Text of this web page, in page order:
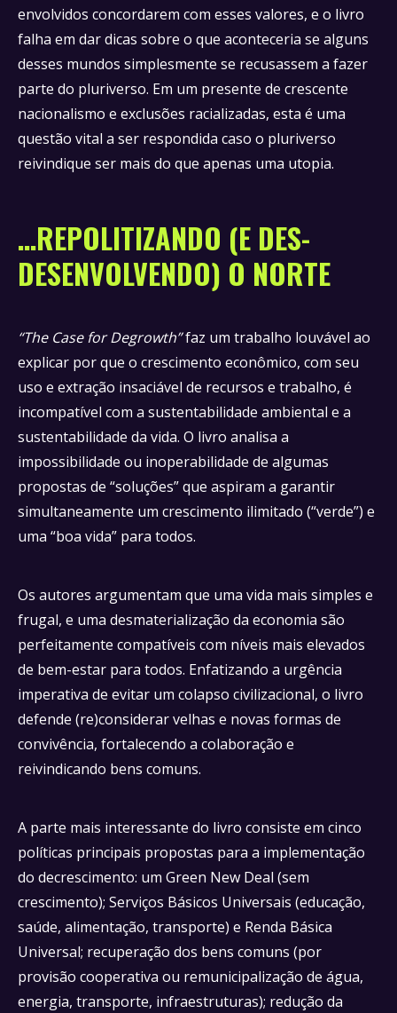
envolvidos concordarem com esses valores, e o livro
falha em dar dicas sobre o que aconteceria se alguns
desses mundos simplesmente se recusassem a fazer
parte do pluriverso. Em um presente de crescente
nacionalismo e exclusões racializadas, esta é uma
questão vital a ser respondida caso o pluriverso
reivindique ser mais do que apenas uma utopia.
…REPOLITIZANDO (E DES-
DESENVOLVENDO) O NORTE
“The Case for Degrowth”faz um trabalho louvável ao
explicar por que o crescimento econômico, com seu
uso e extração insaciável de recursos e trabalho, é
incompatível com a sustentabilidade ambiental e a
sustentabilidade da vida. O livro analisa a
impossibilidade ou inoperabilidade de algumas
propostas de “soluções” que aspiram a garantir
simultaneamente um crescimento ilimitado (“verde”) e
uma “boa vida” para todos.
Os autores argumentam que uma vida mais simples e
frugal, e uma desmaterialização da economia são
perfeitamente compatíveis com níveis mais elevados
de bem-estar para todos. Enfatizando a urgência
imperativa de evitar um colapso civilizacional, o livro
defende (re)considerar velhas e novas formas de
convivência, fortalecendo a colaboração e
reivindicando bens comuns.
A parte mais interessante do livro consiste em cinco
políticas principais propostas para a implementação
do decrescimento: um Green New Deal (sem
crescimento); Serviços Básicos Universais (educação,
saúde, alimentação, transporte) e Renda Básica
Universal; recuperação dos bens comuns (por
provisão cooperativa ou remunicipalização de água,
energia, transporte, infraestruturas); redução da